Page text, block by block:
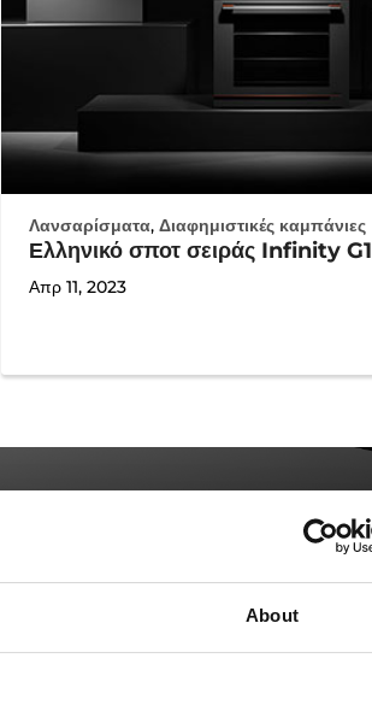
About
Λανσαρίσματα,Διαφημιστικές καμπάνιες
Ελληνικό σποτ σειράς Infinity G1
Απρ 11, 2023